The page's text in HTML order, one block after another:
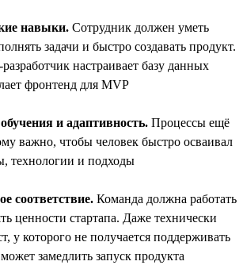
навыки. Сотрудник должен уметь
задачи и быстро создавать продукт.
настраивает базу данных
фронтенд для MVP
и адаптивность. Процессы ещё
важно, чтобы человек быстро осваивал
технологии и подходы
соответствие. Команда должна работать
ценности стартапа. Даже технически
у которого не получается поддерживать
замедлить запуск продукта